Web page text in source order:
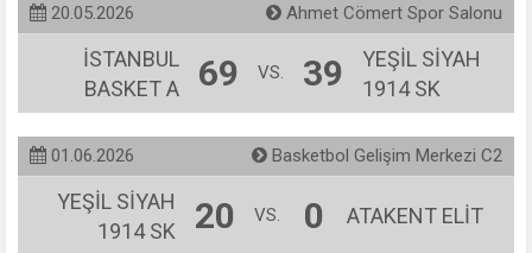
20.05.2026 Ahmet Cömert Spor Salonu
İSTANBUL
BASKET A
69 VS. 39
YEŞİL SİYAH
1914 SK
01.06.2026 Basketbol Gelişim Merkezi C2
YEŞİL SİYAH
1914 SK
20 VS. 0 ATAKENT ELİT